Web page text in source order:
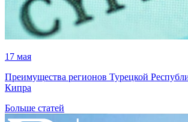
17 мая
Преимущества регионов Турецкой
Кипра
Больше статей